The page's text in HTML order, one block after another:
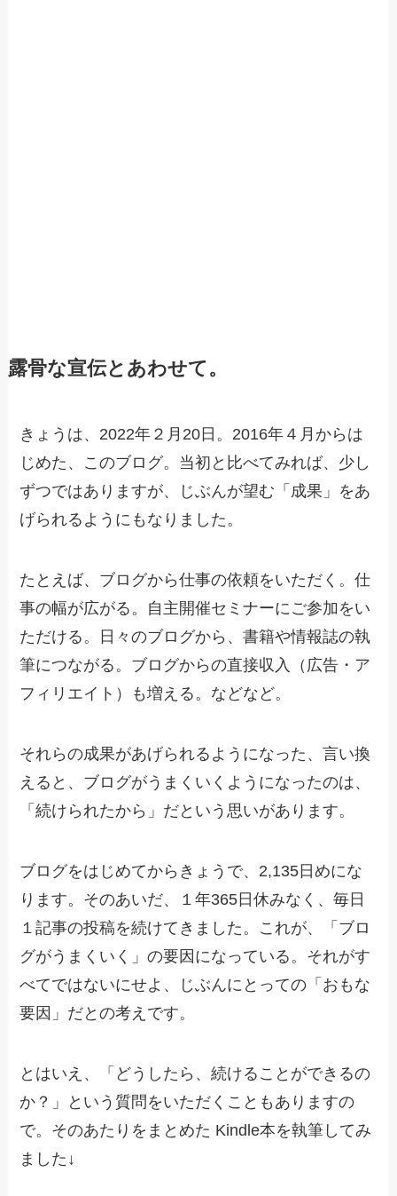
露骨な宣伝とあわせて。
きょうは、2022年２月20日。2016年４月からは
じめた、このブログ。当初と比べてみれば、少し
ずつではありますが、じぶんが望む「成果」をあ
げられるようにもなりました。
たとえば、ブログから仕事の依頼をいただく。仕
事の幅が広がる。自主開催セミナーにご参加をい
ただける。日々のブログから、書籍や情報誌の執
筆につながる。ブログからの直接収入（広告・ア
フィリエイト）も増える。などなど。
それらの成果があげられるようになった、言い換
えると、ブログがうまくいくようになったのは、
「続けられたから」だという思いがあります。
ブログをはじめてからきょうで、2,135日めにな
ります。そのあいだ、１年365日休みなく、毎日
１記事の投稿を続けてきました。これが、「ブロ
グがうまくいく」の要因になっている。それがす
べてではないにせよ、じぶんにとっての「おもな
要因」だとの考えです。
とはいえ、「どうしたら、続けることができるの
か？」という質問をいただくこともありますの
で。そのあたりをまとめた Kindle本を執筆してみ
ました↓